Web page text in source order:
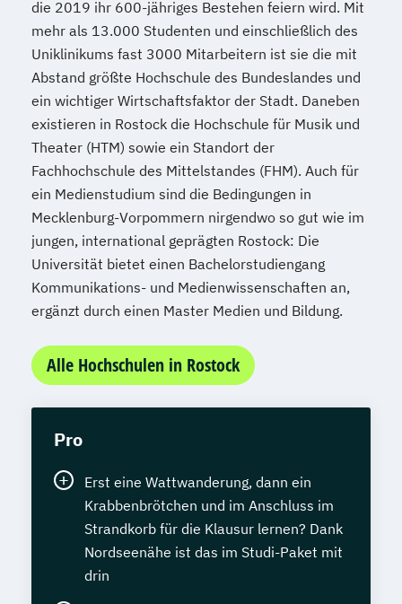
die 2019 ihr 600-jähriges Bestehen feiern wird. Mit
mehr als 13.000 Studenten und einschließlich des
Uniklinikums fast 3000 Mitarbeitern ist sie die mit
Abstand größte Hochschule des Bundeslandes und
ein wichtiger Wirtschaftsfaktor der Stadt. Daneben
existieren in Rostock die Hochschule für Musik und
Theater (HTM) sowie ein Standort der
Fachhochschule des Mittelstandes (FHM). Auch für
ein Medienstudium sind die Bedingungen in
Mecklenburg-Vorpommern nirgendwo so gut wie im
jungen, international geprägten Rostock: Die
Universität bietet einen Bachelorstudiengang
Kommunikations- und Medienwissenschaften an,
ergänzt durch einen Master Medien und Bildung.
Alle Hochschulen in Rostock
Pro
Erst eine Wattwanderung, dann ein
Krabbenbrötchen und im Anschluss im
Strandkorb für die Klausur lernen? Dank
Nordseenähe ist das im Studi-Paket mit
drin